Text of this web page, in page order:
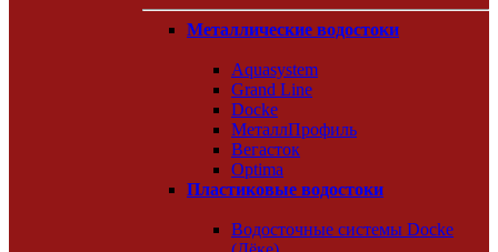
Металлические водостоки
Aquasystem
Grand Line
Docke
МеталлПрофиль
Вегасток
Optima
Пластиковые водостоки
Водосточные системы Docke